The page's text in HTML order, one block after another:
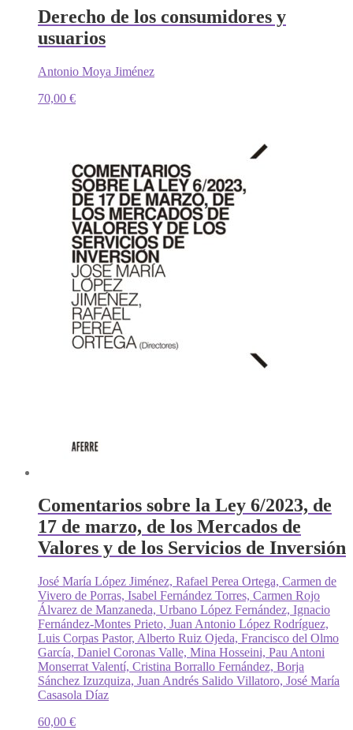
Derecho de los consumidores y
usuarios
Antonio Moya Jiménez
70,00 €
Comentarios sobre la Ley 6/2023, de
17 de marzo, de los Mercados de
Valores y de los Servicios de Inversión
José María López Jiménez, Rafael Perea Ortega, Carmen de
Vivero de Porras, Isabel Fernández Torres, Carmen Rojo
Álvarez de Manzaneda, Urbano López Fernández, Ignacio
Fernández-Montes Prieto, Juan Antonio López Rodríguez,
Luis Corpas Pastor, Alberto Ruiz Ojeda, Francisco del Olmo
García, Daniel Coronas Valle, Mina Hosseini, Pau Antoni
Monserrat Valentí, Cristina Borrallo Fernández, Borja
Sánchez Izuzquiza, Juan Andrés Salido Villatoro, José María
Casasola Díaz
60,00 €